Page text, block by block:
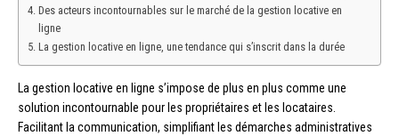
Des acteurs incontournables sur le marché de la gestion locative en
ligne
La gestion locative en ligne, une tendance qui s’inscrit dans la durée
La gestion locative en ligne s’impose de plus en plus comme une
solution incontournable pour les propriétaires et les locataires.
Facilitant la communication, simplifiant les démarches administratives